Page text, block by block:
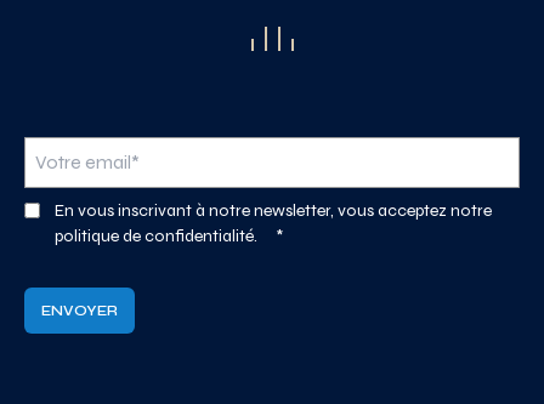
En vous inscrivant à notre newsletter, vous acceptez notre
politique de confidentialité.
*